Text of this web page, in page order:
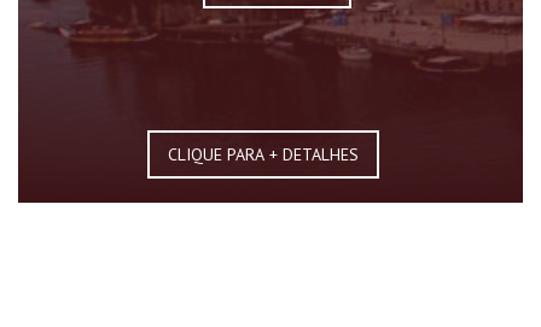
CLIQUE PARA + DETALHES